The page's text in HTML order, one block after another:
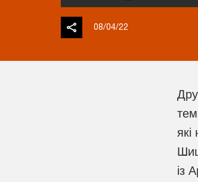
08/04/22
із